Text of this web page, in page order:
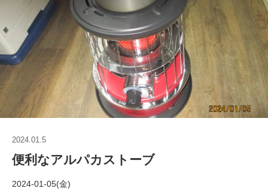
2024.01.5
便利なアルパカストーブ
2024-01-05(金)